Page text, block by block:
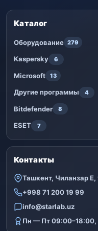
Каталог
Оборудование 279
Kaspersky 6
Microsoft 13
Другие программы 4
Bitdefender 8
ESET 7
Контакты
Ташкент, Чиланзар Е,
+998 71 200 19 99
info@starlab.uz
Пн — Пт 09:00–18:00,